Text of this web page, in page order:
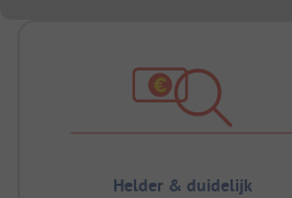
Helder & duidelijk